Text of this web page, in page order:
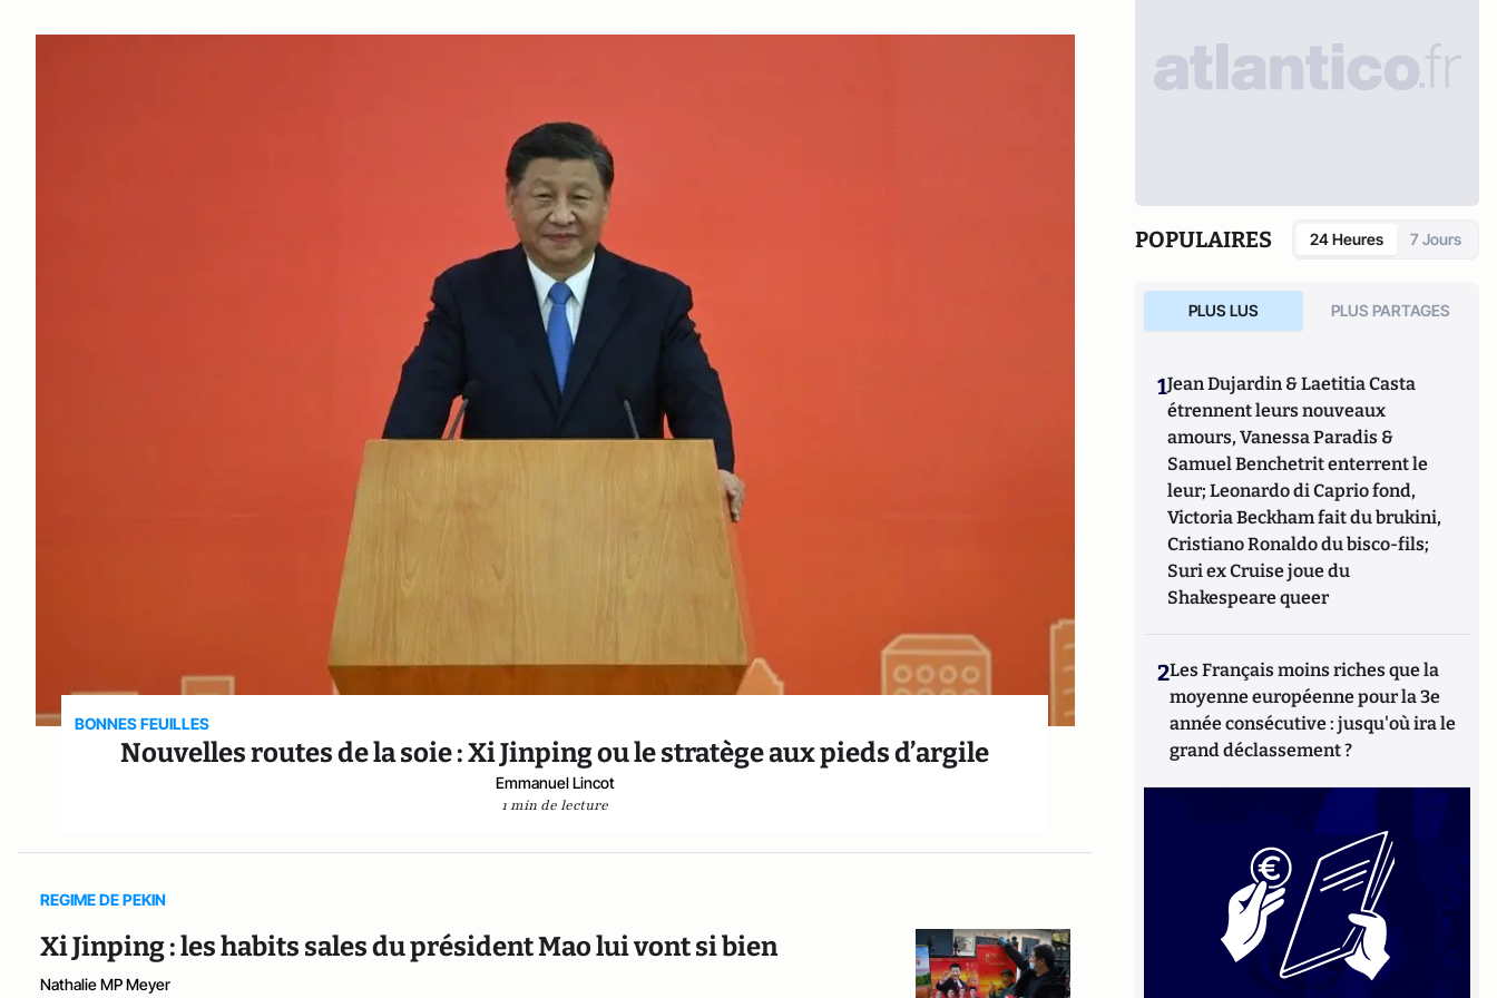
BONNES FEUILLES
Nouvelles routes de la soie : Xi Jinping ou le stratège aux pieds d’argile
Emmanuel Lincot
1 min de lecture
REGIME DE PEKIN
Xi Jinping : les habits sales du président Mao lui vont si bien
Nathalie MP Meyer
POPULAIRES 24 Heures 7 Jours
PLUS LUS PLUS PARTAGES
1Jean Dujardin & Laetitia Casta
étrennent leurs nouveaux
amours, Vanessa Paradis &
Samuel Benchetrit enterrent le
leur; Leonardo di Caprio fond,
Victoria Beckham fait du brukini,
Cristiano Ronaldo du bisco-fils;
Suri ex Cruise joue du
Shakespeare queer
2Les Français moins riches que la
moyenne européenne pour la 3e
année consécutive : jusqu'où ira le
grand déclassement ?